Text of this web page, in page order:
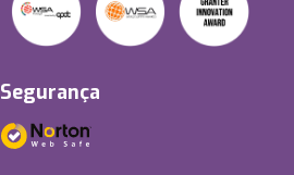
Segurança